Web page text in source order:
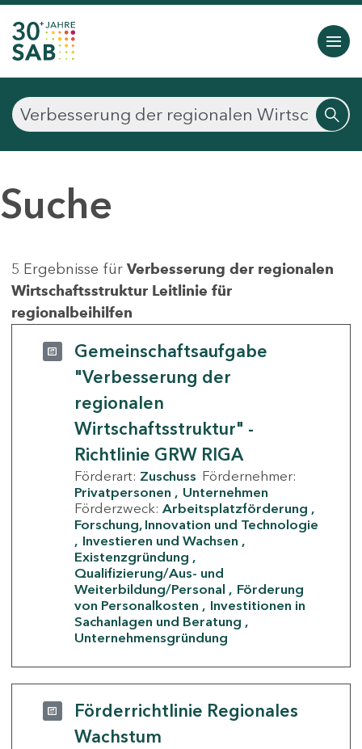
Suche
5 Ergebnisse für Verbesserung der regionalen
Wirtschaftsstruktur Leitlinie für
regionalbeihilfen
Gemeinschaftsaufgabe
"Verbesserung der
regionalen
Wirtschaftsstruktur" -
Richtlinie GRW RIGA
Förderart: Zuschuss Fördernehmer:
Privatpersonen
Unternehmen
Förderzweck: Arbeitsplatzförderung
Forschung, Innovation und Technologie
Investieren und Wachsen
Existenzgründung
Qualifizierung/Aus- und
Weiterbildung/Personal
Förderung
von Personalkosten
Investitionen in
Sachanlagen und Beratung
Unternehmensgründung
Förderrichtlinie Regionales
Wachstum